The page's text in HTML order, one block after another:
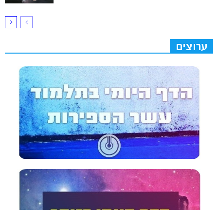
ערוצים